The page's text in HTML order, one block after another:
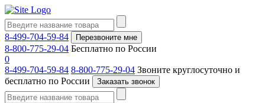
8-499-704-59-84 Перезвоните мне
8-800-775-29-04 Бесплатно по России
0
8-499-704-59-84 8-800-775-29-04 Звоните круглосуточно и
бесплатно по России
Заказать звонок